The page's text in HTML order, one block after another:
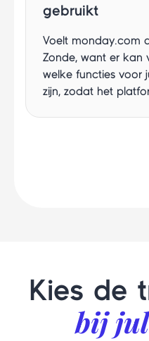
gebruikt
Voelt monday.com
Zonde, want er kan
welke functies voor
zijn, zodat het
Kies de
bij